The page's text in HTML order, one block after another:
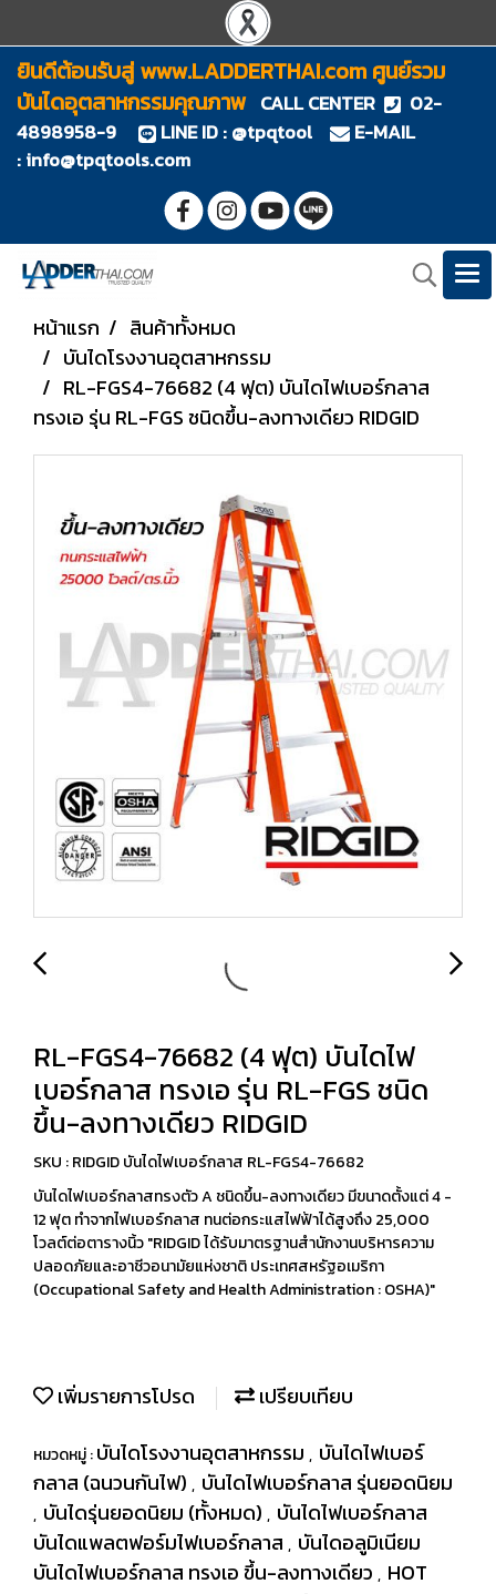
ยินดีต้อนรับสู่ www.LADDERTHAI.com ศูนย์รวม
บันไดอุตสาหกรรมคุณภาพ CALL CENTER
02-
4898958-9
LINE ID : @tpqtool
E-MAIL
:info@tpqtools.com
หน้าแรก
สินค้าทั้งหมด
บันไดโรงงานอุตสาหกรรม
RL-FGS4-76682 (4 ฟุต) บันไดไฟเบอร์กลาส
ทรงเอ รุ่น RL-FGS ชนิดขึ้น-ลงทางเดียว RIDGID
RL-FGS4-76682 (4 ฟุต) บันไดไฟ
เบอร์กลาส ทรงเอ รุ่น RL-FGS ชนิด
ขึ้น-ลงทางเดียว RIDGID
SKU : RIDGID บันไดไฟเบอร์กลาส RL-FGS4-76682
บันไดไฟเบอร์กลาสทรงตัว A ชนิดขึ้น-ลงทางเดียว มีขนาดตั้งแต่ 4 -
12 ฟุต ทำจากไฟเบอร์กลาส ทนต่อกระแสไฟฟ้าได้สูงถึง 25,000
โวลต์ต่อตารางนิ้ว "RIDGID ได้รับมาตรฐานสำนักงานบริหารความ
ปลอดภัยและอาชีวอนามัยแห่งชาติ ประเทศสหรัฐอเมริกา
(Occupational Safety and Health Administration : OSHA)"
เพิ่มรายการโปรด เปรียบเทียบ
หมวดหมู่ :บันไดโรงงานอุตสาหกรรม , บันไดไฟเบอร์
กลาส (ฉนวนกันไฟ) , บันไดไฟเบอร์กลาส รุ่นยอดนิยม
, บันไดรุ่นยอดนิยม (ทั้งหมด) , บันไดไฟเบอร์กลาส
บันไดแพลตฟอร์มไฟเบอร์กลาส , บันไดอลูมิเนียม
บันไดไฟเบอร์กลาส ทรงเอ ขึ้น-ลงทางเดียว , HOT